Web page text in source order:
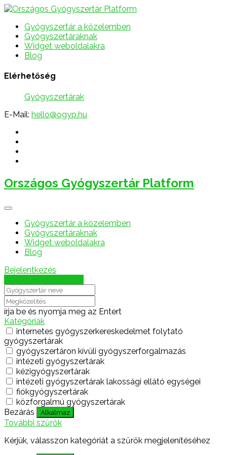
Gyógyszertár a közelemben
Gyógyszertáraknak
Widget weboldalakra
Blog
Elérhetőség
Gyógyszertárak
E-Mail: hello@ogyp.hu
Országos Gyógyszertár Platform
Gyógyszertár a közelemben
Gyógyszertáraknak
Widget weboldalakra
Blog
Bejelentkezés
írja be és nyomja meg az Entert
Kategóriák
internetes gyógyszerkereskedelmet folytató
gyógyszertárak
gyógyszertáron kívüli gyógyszerforgalmazás
intézeti gyógyszertárak
kézigyógyszertárak
intézeti gyógyszertárak lakossági ellátó egységei
fiókgyógyszertárak
közforgalmú gyógyszertárak
Bezárás
Alkalmaz
További szűrők
Kérjük, válasszon kategóriát a szűrők megjelenítéséhez